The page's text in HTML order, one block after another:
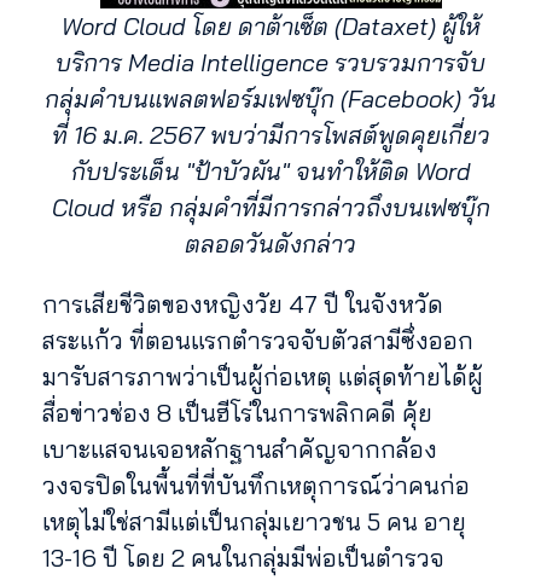
Word Cloud โดย ดาต้าเซ็ต (Dataxet) ผู้ให้
บริการ Media Intelligence รวบรวมการจับ
กลุ่มคำบนแพลตฟอร์มเฟซบุ๊ก (Facebook) วัน
ที่ 16 ม.ค. 2567 พบว่ามีการโพสต์พูดคุยเกี่ยว
กับประเด็น "ป้าบัวผัน" จนทำให้ติด Word
Cloud หรือ กลุ่มคำที่มีการกล่าวถึงบนเฟซบุ๊ก
ตลอดวันดังกล่าว
การเสียชีวิตของหญิงวัย 47 ปี ในจังหวัด
สระแก้ว ที่ตอนแรกตำรวจจับตัวสามีซึ่งออก
มารับสารภาพว่าเป็นผู้ก่อเหตุ แต่สุดท้ายได้ผู้
สื่อข่าวช่อง 8 เป็นฮีโร่ในการพลิกคดี คุ้ย
เบาะแสจนเจอหลักฐานสำคัญจากกล้อง
วงจรปิดในพื้นที่ที่บันทึกเหตุการณ์ว่าคนก่อ
เหตุไม่ใช่สามีแต่เป็นกลุ่มเยาวชน 5 คน อายุ
13-16 ปี โดย 2 คนในกลุ่มมีพ่อเป็นตำรวจ